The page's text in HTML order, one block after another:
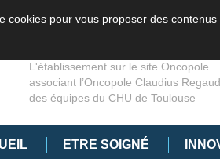
pour vous proposer des
L'établissement sur le site Oncopole
associant l’Oncopole Claudius
des équipes du CHU de Toulouse
ETRE SOIGNÉ